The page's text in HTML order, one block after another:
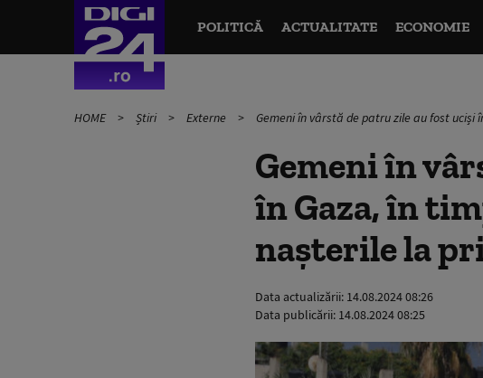
POLITICĂ ACTUALITATE ECONOMIE
HOME Știri Externe Gemeni în vârstă de patru zile au fost
Gemeni în
în Gaza, în
nașterile la
Data actualizării: 14.08.2024 08:26
Data publicării: 14.08.2024 08:25